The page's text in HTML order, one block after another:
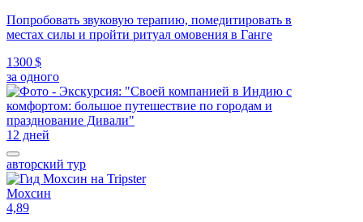
Попробовать звуковую терапию, помедитировать в
местах силы и пройти ритуал омовения в Ганге
1300 $
за одного
12 дней
авторский тур
Мохсин
4,89